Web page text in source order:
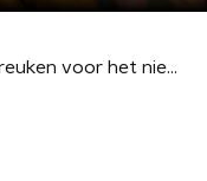
Een paar mooie spreuken voor het nieuwe jaar